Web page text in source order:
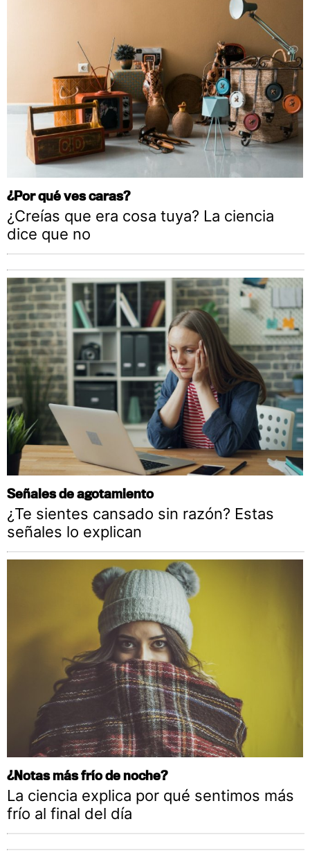
¿Por qué ves caras?
¿Creías que era cosa tuya? La ciencia
dice que no
Señales de agotamiento
¿Te sientes cansado sin razón? Estas
señales lo explican
¿Notas más frío de noche?
La ciencia explica por qué sentimos más
frío al final del día